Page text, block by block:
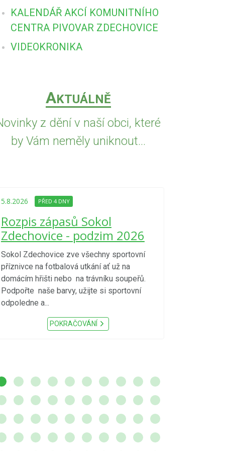
KALENDÁŘ AKCÍ KOMUNITNÍHO
CENTRA PIVOVAR ZDECHOVICE
VIDEOKRONIKA
AKTUÁLNĚ
z dění v naší obci, které
by Vám neměly uniknout...
5.8.2026 PŘED 4 DNY
Rozpis zápasů Sokol
Zdechovice - podzim 2026
Sokol Zdechovice zve všechny sportovní
příznivce na fotbalová utkání ať už na
domácím hřišti nebo na trávníku soupeřů.
Podpořte naše barvy, užijte si sportovní
odpoledne a...
POKRAČOVÁNÍ